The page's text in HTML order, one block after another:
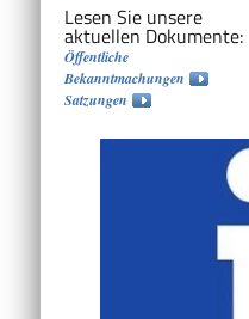
Lesen Sie unsere
aktuellen Dokumente:
Öffentliche
Bekanntmachungen
Satzungen